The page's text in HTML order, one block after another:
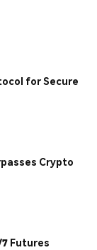
for Secure
Crypto
Futures